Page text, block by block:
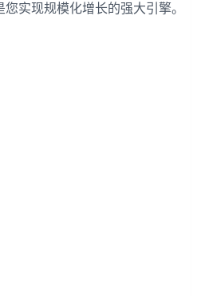
实现规模化增长的强大引擎。